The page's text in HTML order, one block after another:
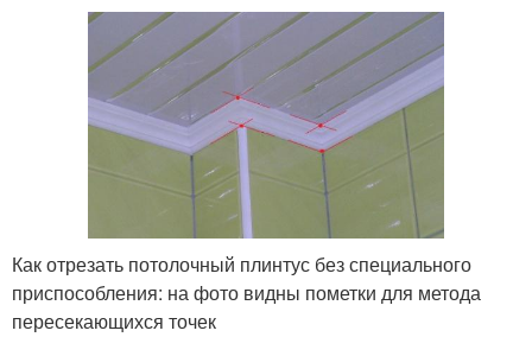
Как отрезать потолочный плинтус без специального
приспособления: на фото видны пометки для метода
пересекающихся точек